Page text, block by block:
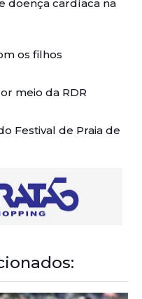
doença cardíaca na
os filhos
meio da RDR
Festival de Praia de